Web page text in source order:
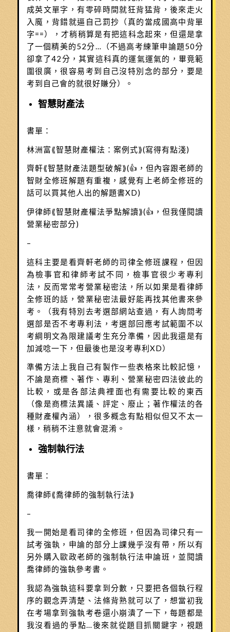
成英文單字，有零碎時間就狂背猛背，後來走火
入魔，背錯就逼自己罰抄（真的當成國高中背單
字==），才稍稍算是有把這科念起來，但還是拿
了一個精美的52分…（不過高考練筆申論題50分
卻拿了42分，其實這科真的運氣運氣的，畢竟範
圍很廣，很容易考到自己沒特別念的部分，要是
考到自己會的就很好賺分）。
智慧財產法
書單：
林洲富⟪智慧財產權法：案例式⟫(寫得有點淺)
齊軒⟪智慧財產法題型破解⟫(👍，但內容跟老師的
智財全修班解題有重複，感覺有上老師全修班的
話可以買其他人出的解題書XD)
伊律師⟪智慧財產權法爭點解讀⟫(👍，但我僅閱讀
營業秘密部分)
–
這科主要是看齊軒老師的司律全修班課程，但因
為檢事官和律師考試不同，檢事官很少考專利
法，反而常常考營業秘密法，所以如果是看律師
全修班的話，營業秘密法最好能再找其他書來參
考。（我有特別去考選部網站查過，有人詢問考
選部是否不考專利法，考選部回應考試範圍不以
考綱明文為限建議考生充分準備，因此我還是有
加減唸一下，但最後也是沒考專利XD）
準備方法上我自己有製作一些表格來比較記憶，
不論是商標、著作、專利、營業秘密四法彼此的
比較，或是各部法典裡面也有需要比較的東西
（像是商標法異議、評定、廢止；著作權法的各
種財產權內涵），很多概念有點相似但又不太一
樣，稍稍不注意就會混淆。
強制執行法
書單：
喬律師⟪喬律師的強制執行法⟫
–
我一開始是看司律的全修班，但因為司律只有一
試考強執，申論的部分上課幾乎沒有帶，所以有
另外購入歐政老師的強制執行法申論班，並閱讀
喬律師的強執參考書。
我認為強執這科要拿到分數，只要把各個執行程
序的觀念弄清楚、法條背熟就可以了，想當初我
在考場拿到強執考卷還小崩潰了一下，每題都是
我沒看過的爭點…後來就從題目抓關鍵字，視題